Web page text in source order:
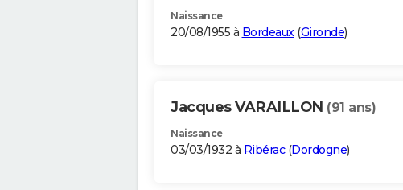
Naissance
20/08/1955 à Bordeaux(Gironde)
Jacques VARAILLON (91 ans)
Naissance
03/03/1932 à Ribérac(Dordogne)